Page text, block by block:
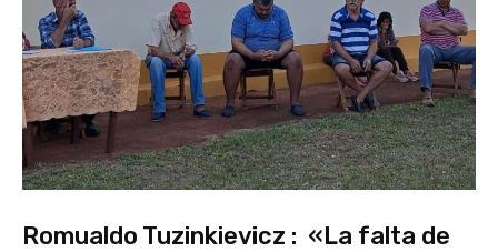
Romualdo Tuzinkievicz : «La falta de